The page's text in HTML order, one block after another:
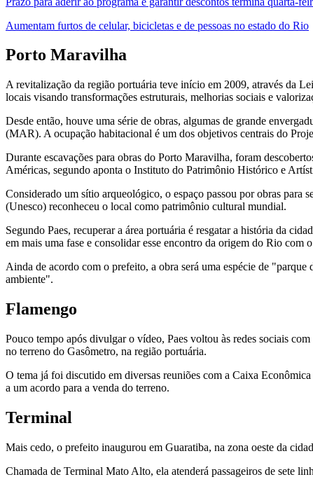
Aumentam furtos de celular, bicicletas e de pessoas no estado do Rio
Porto Maravilha
A revitalização da região portuária teve início em 2009, através da
locais visando transformações estruturais, melhorias sociais e
Desde então, houve uma série de obras, algumas de grande
(MAR). A ocupação habitacional é um dos objetivos centrais do
Durante escavações para obras do Porto Maravilha, foram
Américas, segundo aponta o Instituto do Patrimônio Histórico e
Considerado um sítio arqueológico, o espaço passou por obras para
(Unesco) reconheceu o local como patrimônio cultural mundial.
Segundo Paes, recuperar a área portuária é resgatar a história da
em mais uma fase e consolidar esse encontro da origem do Rio com
Ainda de acordo com o prefeito, a obra será uma espécie de
ambiente".
Flamengo
Pouco tempo após divulgar o vídeo, Paes voltou às redes sociais
no terreno do Gasômetro, na região portuária.
O tema já foi discutido em diversas reuniões com a Caixa
a um acordo para a venda do terreno.
Terminal
Mais cedo, o prefeito inaugurou em Guaratiba, na zona oeste da
Chamada de Terminal Mato Alto, ela atenderá passageiros de sete